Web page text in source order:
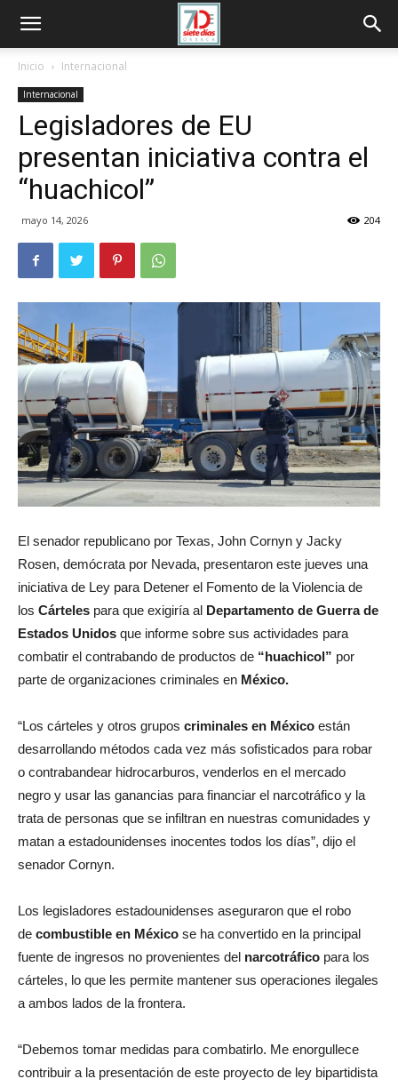
Inicio Internacional
Internacional
Legisladores de EU
presentan iniciativa contra el
“huachicol”
mayo 14, 2026 204
El senador republicano por Texas, John Cornyn y Jacky
Rosen, demócrata por Nevada, presentaron este jueves una
iniciativa de Ley para Detener el Fomento de la Violencia de
los Cárteles para que exigiría al Departamento de Guerra de
Estados Unidos que informe sobre sus actividades para
combatir el contrabando de productos de “huachicol” por
parte de organizaciones criminales en México.
“Los cárteles y otros grupos criminales en México están
desarrollando métodos cada vez más sofisticados para robar
o contrabandear hidrocarburos, venderlos en el mercado
negro y usar las ganancias para financiar el narcotráfico y la
trata de personas que se infiltran en nuestras comunidades y
matan a estadounidenses inocentes todos los días”, dijo el
senador Cornyn.
Los legisladores estadounidenses aseguraron que el robo
de combustible en México se ha convertido en la principal
fuente de ingresos no provenientes del narcotráfico para los
cárteles, lo que les permite mantener sus operaciones ilegales
a ambos lados de la frontera.
“Debemos tomar medidas para combatirlo. Me enorgullece
contribuir a la presentación de este proyecto de ley bipartidista